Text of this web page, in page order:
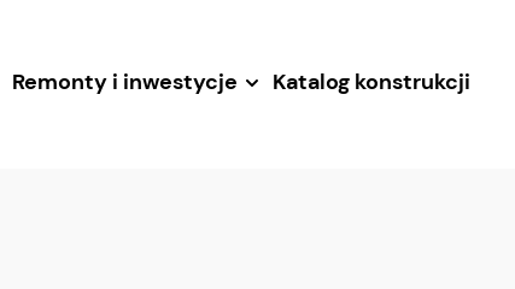
Remonty i inwestycje
Katalog konstrukcji